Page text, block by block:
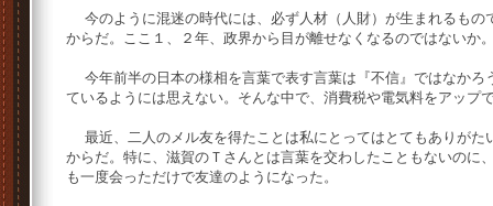
今のように混迷の時代には、必ず人材（人財）が生まれるもの
からだ。ここ１、２年、政界から目が離せなくなるのではないか
今年前半の日本の様相を言葉で表す言葉は『不信』ではなかろ
ているようには思えない。そんな中で、消費税や電気料をアップ
最近、二人のメル友を得たことは私にとってはとてもありがた
からだ。特に、滋賀のＴさんとは言葉を交わしたこともないのに
も一度会っただけで友達のようになった。